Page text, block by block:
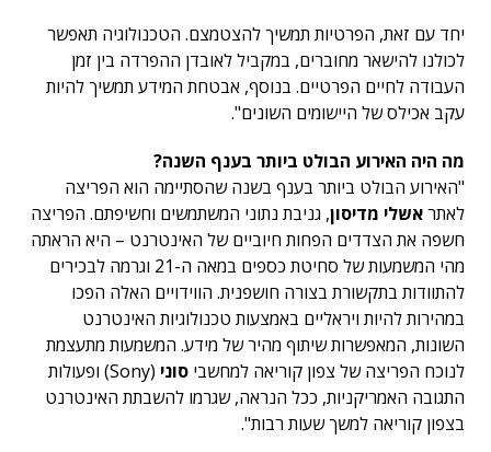
יחד עם זאת, הפרטיות תמשיך להצטמצם. הטכנולוגיה תאפשר
לכולנו להישאר מחוברים, במקביל לאובדן ההפרדה בין זמן
העבודה לחיים הפרטיים. בנוסף, אבטחת המידע תמשיך להיות
עקב אכילס של היישומים השונים".
מה היה האירוע הבולט ביותר בענף השנה?
"האירוע הבולט ביותר בענף בשנה שהסתיימה הוא הפריצה
לאתראשלי מדיסון, גניבת נתוני המשתמשים וחשיפתם. הפריצה
חשפה את הצדדים הפחות חיוביים של האינטרנט – היא הראתה
מהי המשמעות של סחיטת כספים במאה ה-21 וגרמה לבכירים
להתוודות בתקשורת בצורה חושפנית. הווידויים האלה הפכו
במהירות להיות ויראליים באמצעות טכנולוגיות האינטרנט
השונות, המאפשרות שיתוף מהיר של מידע. המשמעות מתעצמת
לנוכח הפריצה של צפון קוריאה למחשבי סוני
(Sony) ופעולות
התגובה האמריקניות, ככל הנראה, שגרמו להשבתת האינטרנט
בצפון קוריאה למשך שעות רבות".